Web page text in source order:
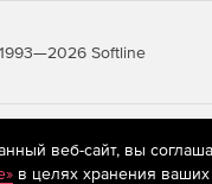
обрабатывающих
составляющие гостайну
Softline
рекомендательные
веб-сайт, вы
в целях хранения ваших